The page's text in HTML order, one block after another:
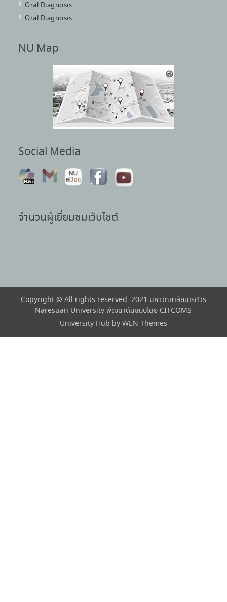
Oral Diagnosis
Oral Diagnosis
NU Map
Social Media
จำนวนผู้เยี่ยมชมเว็บไซต์
Copyright © All rights reserved. 2021 มหาวิทยาลัยนเรศวร
Naresuan University พัฒนาต้นแบบโดย CITCOMS
University Hub by WEN Themes